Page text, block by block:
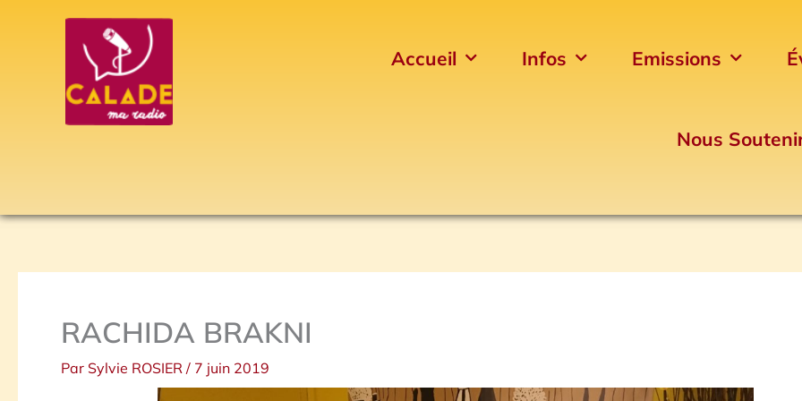
Accueil Infos Emissions
Nous
RACHIDA BRAKNI
Par Sylvie ROSIER / 7 juin 2019